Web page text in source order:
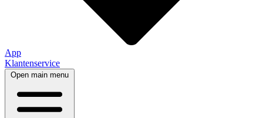
App
Klantenservice
Open main menu